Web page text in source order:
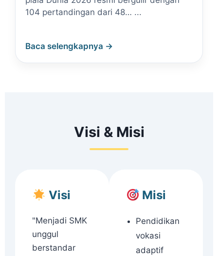
104 pertandingan dari 48… ...
Baca selengkapnya →
Visi & Misi
Visi
"Menjadi SMK
unggul
berstandar
Misi
Pendidikan
vokasi
adaptif